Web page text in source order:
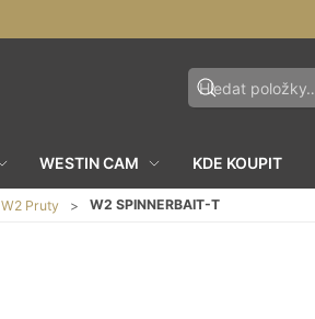
WESTIN CAM KDE KOUPIT
W2 Pruty W2 SPINNERBAIT-T